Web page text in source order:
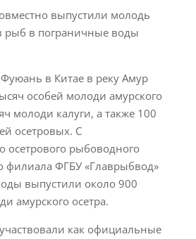
выпустили молодь
рыб в пограничные воды
в Китае в реку Амур
особей молоди амурского
молоди калуги, а также 100
осетровых. С
осетрового рыбоводного
филиала ФГБУ «Главрыбвод»
выпустили около 900
амурского осетра.
как официальные